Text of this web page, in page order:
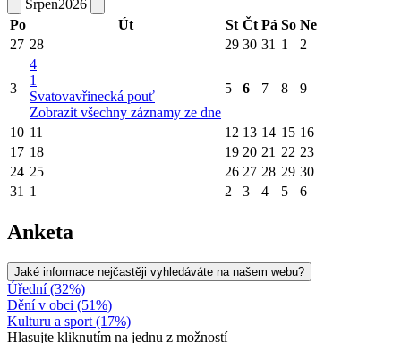
Srpen2026
Po
Út St Čt Pá So Ne
27 28 29 30 31 1 2
3
4
1
Svatovavřinecká pouť
Zobrazit všechny záznamy ze dne
5 6 7 8 9
10 11 12 13 14 15 16
17 18 19 20 21 22 23
24 25 26 27 28 29 30
31 1 2 3 4 5 6
Anketa
Jaké informace nejčastěji vyhledáváte na našem webu?
Úřední (32%)
Dění v obci (51%)
Kulturu a sport (17%)
Hlasujte kliknutím na jednu z možností